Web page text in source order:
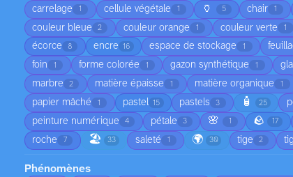
carrelage 1 cellule végétale 1 🏺 5 chair 1
couleur bleue 2 couleur orange 1 couleur verte 1
écorce 8 encre 16 espace de stockage 1
foin 1 forme colorée 1 gazon synthétique 1
marbre 2 matière épaisse 1 matière organique 1
papier mâché 1 pastel 15 pastels 3 🧴 25
peinture numérique 4 pétale 3 🌸 1 🪨 17
roche 7 🏖️ 33 saleté 1 🌍 30 tige 2
Phénomènes